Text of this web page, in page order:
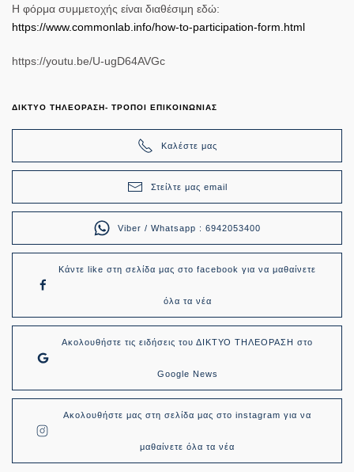
Η φόρμα συμμετοχής είναι διαθέσιμη εδώ:
https://www.commonlab.info/how-to-participation-form.html
https://youtu.be/U-ugD64AVGc
ΔΙΚΤΥΟ ΤΗΛΕΟΡΑΣΗ- ΤΡΟΠΟΙ ΕΠΙΚΟΙΝΩΝΙΑΣ
Καλέστε μας
Στείλτε μας email
Viber / Whatsapp : 6942053400
Κάντε like στη σελίδα μας στο facebook για να μαθαίνετε
όλα τα νέα
Ακολουθήστε τις ειδήσεις του ΔΙΚΤΥΟ ΤΗΛΕΟΡΑΣΗ στο
Google News
Ακολουθήστε μας στη σελίδα μας στο instagram για να
μαθαίνετε όλα τα νέα